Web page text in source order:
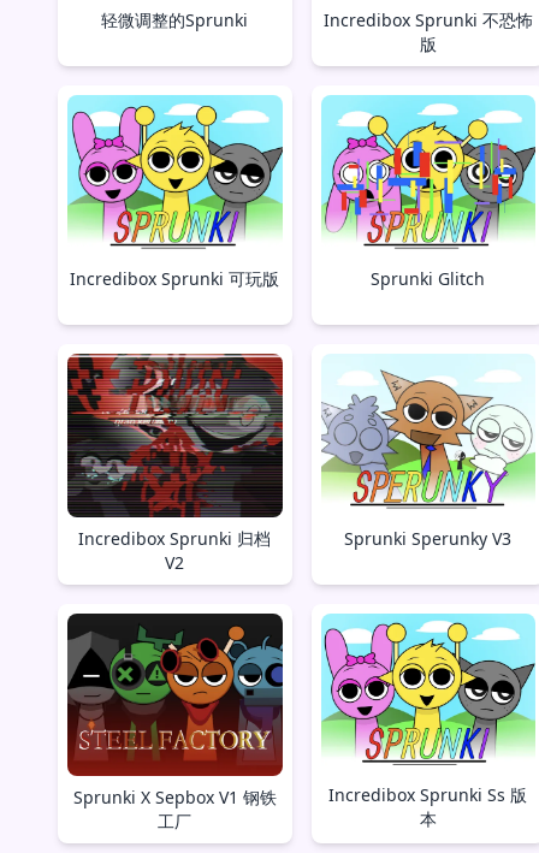
轻微调整的Sprunki
Incredibox Sprunki 不恐怖
版
Incredibox Sprunki 可玩版 Sprunki Glitch
Incredibox Sprunki 归档
V2
Sprunki Sperunky V3
Sprunki X Sepbox V1 钢铁
工厂
Incredibox Sprunki Ss 版
本